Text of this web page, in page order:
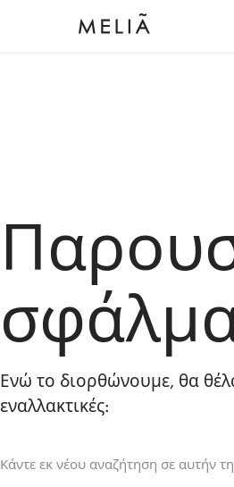
Ενώ το διορθώνουμε, θα
εναλλακτικές:
Κάντε εκ νέου αναζήτηση σε αυτήν